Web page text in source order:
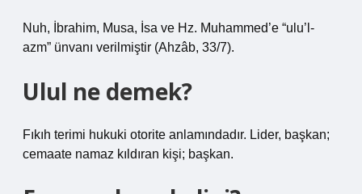
Nuh, İbrahim, Musa, İsa ve Hz. Muhammed’e “ulu’l-
azm” ünvanı verilmiştir (Ahzâb, 33/7).
Ulul ne demek?
Fıkıh terimi hukuki otorite anlamındadır. Lider, başkan;
cemaate namaz kıldıran kişi; başkan.